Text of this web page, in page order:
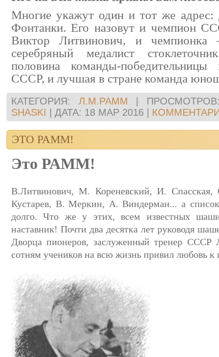
Многие укажут один и тот же адрес:
Фонтанки. Его назовут и чемпион
Виктор Литвинович, и
серебряный медалист
половина команды-победительницы
СССР, и лучшая в стране команда
КАТЕГОРИЯ: Л.М.РАММ
SHASKI
ДАТА: 18 МАР 2016
ЭТО РАММ!
Это РАММ!
B.Литвинович, М. Кореневский, И.
Кустарев, В. Меркин, А. Виндерман... а
долго. Что же у этих, всем известных
наставник! Почти два десятка лет руководя
Дворца пионеров, заслуженный тренер
сотням учеников на всю жизнь привил любовь